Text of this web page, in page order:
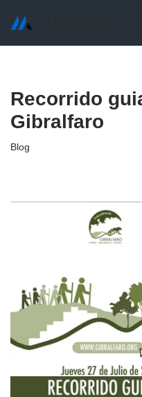
Recorrido
Gibralfaro
Blog